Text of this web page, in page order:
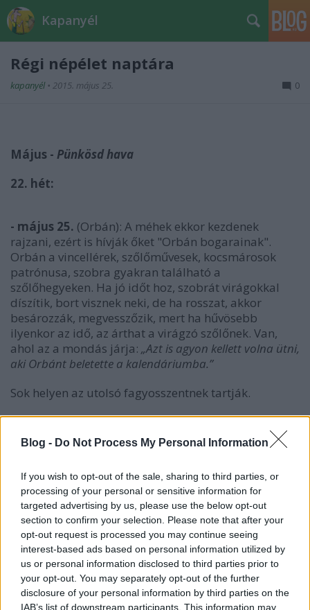
Blog - Do Not Process My Personal Information
If you wish to opt-out of the sale, sharing to third parties, or
processing of your personal or sensitive information for
targeted advertising by us, please use the below opt-out
section to confirm your selection. Please note that after your
opt-out request is processed you may continue seeing
interest-based ads based on personal information utilized by
us or personal information disclosed to third parties prior to
your opt-out. You may separately opt-out of the further
disclosure of your personal information by third parties on the
IAB’s list of downstream participants. This information may
Kapanyél
Régi népélet naptára
kapanyél • 2015. május 25. 0
Május - Pünkösd hava
22. hét:
- május 25. (Orbán): A méhek ekkor kezdenek
rajzani, ezért is hívják őket "Orbán bogarainak".
Orbán a vincellérek, szőlőművesek, kocsmárosok
patrónusa, szobra gyakran található a
szőlőhegyeken. Ha jó időt hoz, szobrát virágokkal
díszítik, bort visznek neki, de ha rosszat, akkor
besározzák, megvesszőzik, mert ha hűvösebb
ilyenkor az idő, az árthat a virágzó szőlőnek. Van,
ahol az a mondás járja: „Azt is agyon kellett volna ütni,
aki Orbánt beletette a kalendáriumba.”
Sok helyen az utolsó fagyosszentnek tartják.
- május 28.(Csanád): Ha nedves az idő, a széna
nagyra nő. Viszont kendert már nem szabad vetni
ettől a naptól.
- május 31.(Petronella): Ha Petronella derűs napra
ébred, jó lesz a kendertermés. A kender nem csak a
vászon alapanyaga volt, hanem gyógyításra is
használták: kendermaggal kezelték a gilisztás
gyereket és a lovat is.
A háziasszonyok a mák virágzását is figyelték.
Tapasztalataik szerint, ha bőven virágzik a mák, lesz
bőven szalonna és zsír is a főzéshez.